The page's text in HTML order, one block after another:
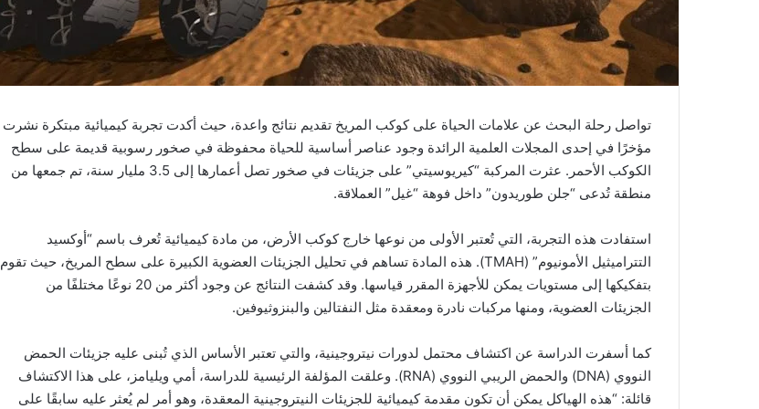
تواصل رحلة البحث عن علامات الحياة على كوكب المريخ تقديم نتائج واعدة، حيث أكدت تجربة كيميائية مبتكرة نشرت
مؤخرًا في إحدى المجلات العلمية الرائدة وجود عناصر أساسية للحياة محفوظة في صخور رسوبية قديمة على سطح
الكوكب الأحمر. عثرت المركبة “كيريوسيتي” على جزيئات في صخور تصل أعمارها إلى 3.5 مليار سنة، تم جمعها من
منطقة تُدعى “جلن طوريدون” داخل فوهة “غيل” العملاقة.
استفادت هذه التجربة، التي تُعتبر الأولى من نوعها خارج كوكب الأرض، من مادة كيميائية تُعرف باسم “أوكسيد
التتراميثيل الأمونيوم” (TMAH). هذه المادة تساهم في تحليل الجزيئات العضوية الكبيرة على سطح المريخ، حيث تقوم
بتفكيكها إلى مستويات يمكن للأجهزة المقرر قياسها. وقد كشفت النتائج عن وجود أكثر من 20 نوعًا مختلفًا من
الجزيئات العضوية، ومنها مركبات نادرة ومعقدة مثل النفتالين والبنزوثيوفين.
كما أسفرت الدراسة عن اكتشاف محتمل لدورات نيتروجينية، والتي تعتبر الأساس الذي تُبنى عليه جزيئات الحمض
النووي (DNA) والحمض الريبي النووي (RNA). وعلقت المؤلفة الرئيسية للدراسة، أمي ويليامز، على هذا الاكتشاف
قائلة: “هذه الهياكل يمكن أن تكون مقدمة كيميائية للجزيئات النيتروجينية المعقدة، وهو أمر لم يُعثر عليه سابقًا على